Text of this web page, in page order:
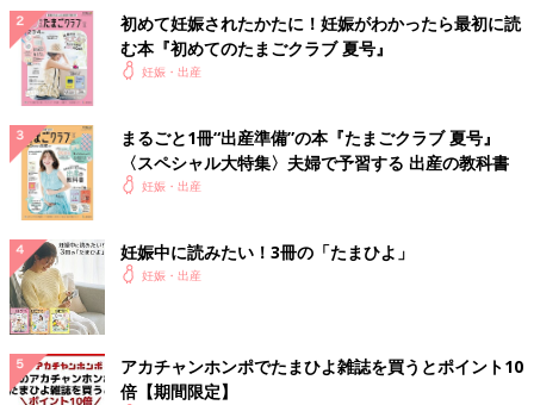
初めて妊娠されたかたに！妊娠がわかったら最初に読
む本『初めてのたまごクラブ 夏号』
妊娠・出産
まるごと1冊“出産準備”の本『たまごクラブ 夏号』
〈スペシャル大特集〉夫婦で予習する 出産の教科書
妊娠・出産
妊娠中に読みたい！3冊の「たまひよ」
妊娠・出産
アカチャンホンポでたまひよ雑誌を買うとポイント10
倍【期間限定】